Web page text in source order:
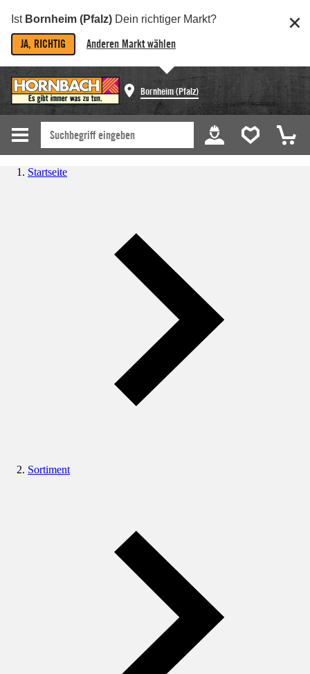
Ist Bornheim (Pfalz) Dein richtiger Markt?
JA, RICHTIG Anderen Markt wählen
Bornheim (Pfalz)
Startseite
Sortiment